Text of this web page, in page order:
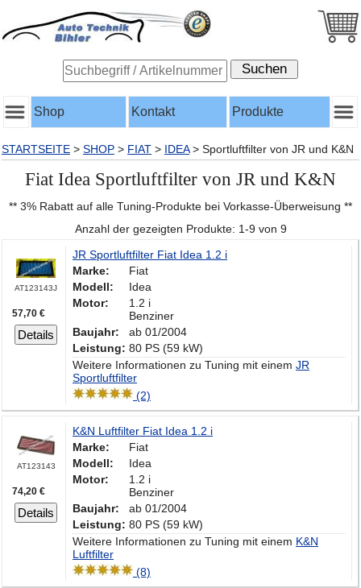
Shop Kontakt Produkte
STARTSEITE > SHOP > FIAT > IDEA > Sportluftfilter von JR und K&N
Fiat Idea Sportluftfilter von JR und K&N
** 3% Rabatt auf alle Tuning-Produkte bei Vorkasse-Überweisung **
Anzahl der gezeigten Produkte: 1-9 von 9
AT123143J
57,70 €
Details
JR Sportluftfilter Fiat Idea 1.2 i
Marke:
Fiat
Modell:
Idea
Motor:
1.2 i
Benziner
Baujahr:
ab 01/2004
Leistung: 80 PS (59 kW)
Weitere Informationen zu Tuning mit einem JR
Sportluftfilter
(2)
AT123143
74,20 €
Details
K&N Luftfilter Fiat Idea 1.2 i
Marke:
Fiat
Modell:
Idea
Motor:
1.2 i
Benziner
Baujahr:
ab 01/2004
Leistung: 80 PS (59 kW)
Weitere Informationen zu Tuning mit einem K&N
Luftfilter
(8)